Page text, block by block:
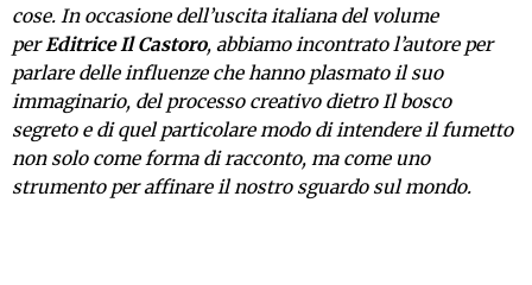
cose. In occasione dell’uscita italiana del volume
perEditrice Il Castoro, abbiamo incontrato l’autore per
parlare delle influenze che hanno plasmato il suo
immaginario, del processo creativo dietro Il bosco
segreto e di quel particolare modo di intendere il fumetto
non solo come forma di racconto, ma come uno
strumento per affinare il nostro sguardo sul mondo.